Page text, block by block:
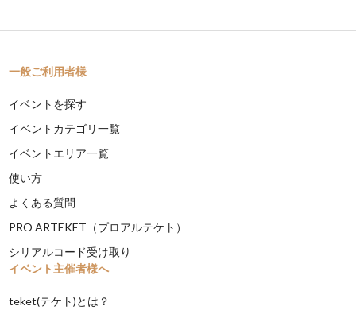
一般ご利用者様
イベントを探す
イベントカテゴリ一覧
イベントエリア一覧
使い方
よくある質問
PRO ARTEKET（プロアルテケト）
シリアルコード受け取り
イベント主催者様へ
teket(テケト)とは？